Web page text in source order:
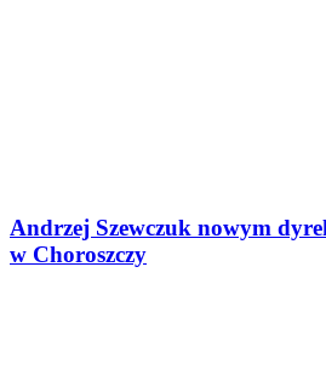
Andrzej Szewczuk nowym
w Choroszczy